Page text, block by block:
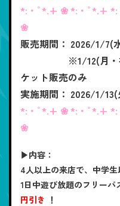
*:・ﾟ*.+ ❀ *:・ﾟ*.+
❀
販売期間： 2026/1/7(
※1/12(月・祝)ま
ケット販売のみ
実施期間： 2026/1/
*:・ﾟ*.+ ❀ *:・ﾟ*.+
❀
▶内容：
4人以上の来店で、中学生
1日中遊び放題のフリーパ
円引き ！